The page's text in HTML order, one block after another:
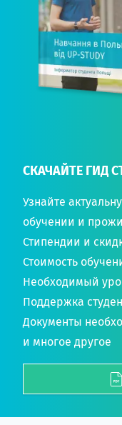
СКАЧАЙТЕ ГИД
Узнайте
обучении и
Стипендии и
Стоимость
Необходимый
Поддержка
Документы
и многое другое